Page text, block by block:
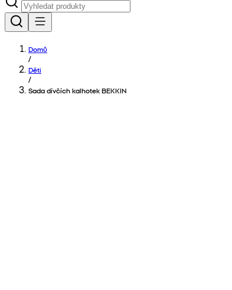
Domů
/
Děti
/
Sada dívčích kalhotek BEKKIN